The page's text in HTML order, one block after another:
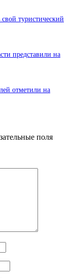
туристический
представили на
отметили на
поля